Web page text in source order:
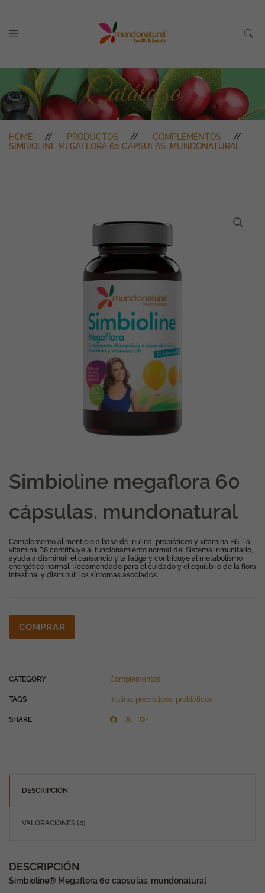
Catálogo
HOME PRODUCTOS
COMPLEMENTOS
SIMBIOLINE MEGAFLORA 60 CÁPSULAS. MUNDONATURAL
Simbioline megaflora 60
cápsulas. mundonatural
Complemento alimenticio a base de Inulina, probióticos y vitamina B6. La
vitamina B6 contribuye al funcionamiento normal del Sistema inmunitario,
ayuda a disminuir el cansancio y la fatiga y contribuye al metabolismo
energético normal. Recomendado para el cuidado y el equilibrio de la flora
intestinal y disminuir los síntomas asociados.
COMPRAR
CATEGORY Complementos
TAGS inulina, prebióticos, probióticos
SHARE
DESCRIPCIÓN
VALORACIONES (0)
DESCRIPCIÓN
Simbioline® Megaflora 60 cápsulas. mundonatural